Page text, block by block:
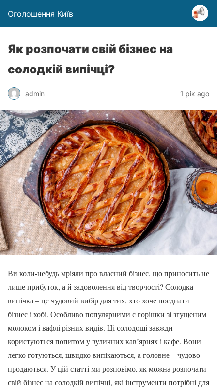
Оголошення Київ
Як розпочати свій бізнес на
солодкій випічці?
admin 1 рік ago
Ви коли-небудь мріяли про власний бізнес, що приносить не
лише прибуток, а й задоволення від творчості? Солодка
випічка – це чудовий вибір для тих, хто хоче поєднати
бізнес і хобі. Особливо популярними є горішки зі згущеним
молоком і вафлі різних видів. Ці солодощі завжди
користуються попитом у вуличних кав’ярнях і кафе. Вони
легко готуються, швидко випікаються, а головне – чудово
продаються. У цій статті ми розповімо, як можна розпочати
свій бізнес на солодкій випічці, які інструменти потрібні для